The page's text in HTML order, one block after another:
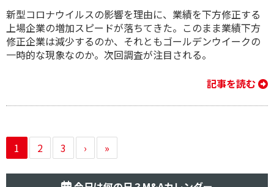
新型コロナウイルスの影響を理由に、業績を下方修正する
上場企業の増加スピードが落ちてきた。このまま業績下方
修正企業は減少するのか、それともゴールデンウイークの
一時的な現象なのか。次回調査が注目される。
記事を読む
1 2 3 › »